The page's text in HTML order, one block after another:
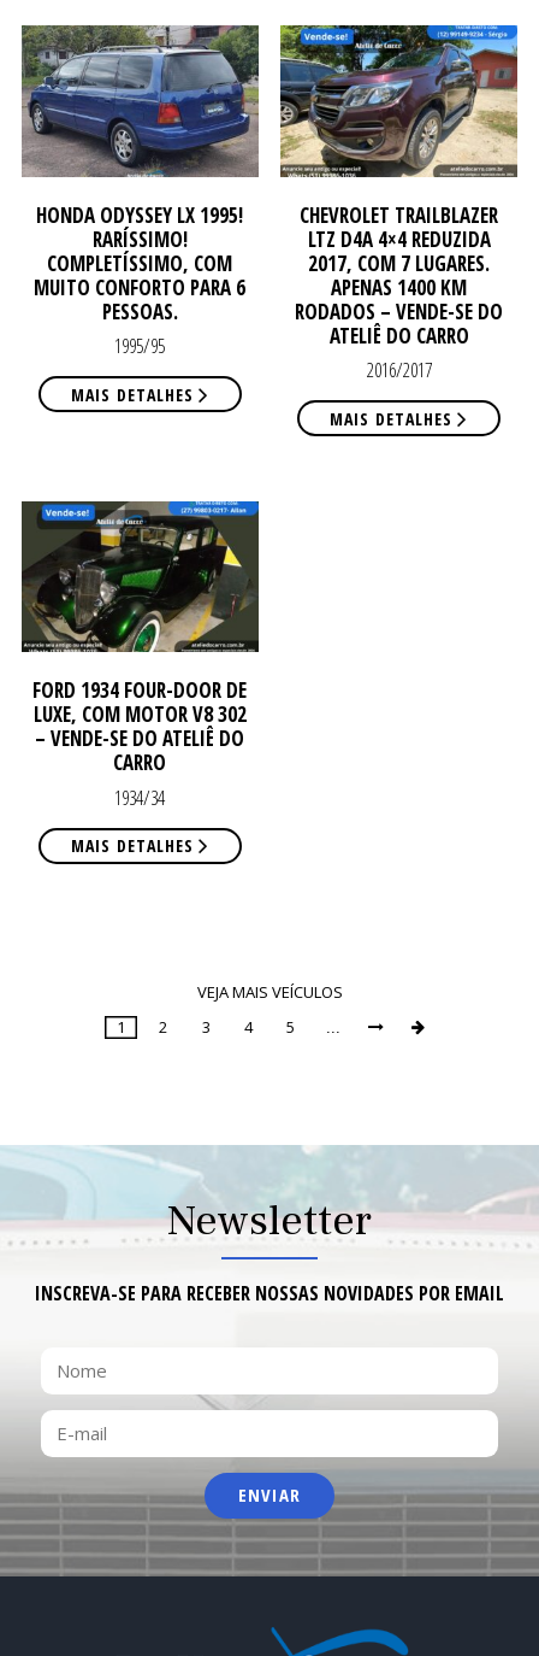
HONDA ODYSSEY LX 1995!
RARÍSSIMO!
COMPLETÍSSIMO, COM
MUITO CONFORTO PARA 6
PESSOAS.
1995/95
MAIS DETALHES
CHEVROLET TRAILBLAZER
LTZ D4A 4×4 REDUZIDA
2017, COM 7 LUGARES.
APENAS 1400 KM
RODADOS – VENDE-SE DO
ATELIÊ DO CARRO
2016/2017
MAIS DETALHES
FORD 1934 FOUR-DOOR DE
LUXE, COM MOTOR V8 302
– VENDE-SE DO ATELIÊ DO
CARRO
1934/34
MAIS DETALHES
VEJA MAIS VEÍCULOS
Page
1 2 3 4 5  
Newsletter
INSCREVA-SE PARA RECEBER NOSSAS NOVIDADES POR EMAIL
NOME
E-
MAIL